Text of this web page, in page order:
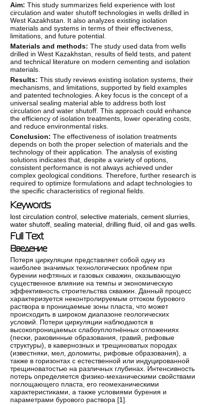
Aim:This study summarizes field experience with lost
circulation and water shutoff technologies in wells drilled in
West Kazakhstan. It also analyzes existing isolation
materials and systems in terms of their effectiveness,
limitations, and future potential.
Materials and methods:The study used data from wells
drilled in West Kazakhstan, results of field tests, and patent
and technical literature on modern cementing and isolation
materials.
Results:This study reviews existing isolation systems, their
mechanisms, and limitations, supported by field examples
and patented technologies. A key focus is the concept of a
universal sealing material able to address both lost
circulation and water shutoff. This approach could enhance
the efficiency of isolation treatments, lower operating costs,
and reduce environmental risks.
Conclusion:The effectiveness of isolation treatments
depends on both the proper selection of materials and the
technology of their application. The analysis of existing
solutions indicates that, despite a variety of options,
consistent performance is not always achieved under
complex geological conditions. Therefore, further research is
required to optimize formulations and adapt technologies to
the specific characteristics of regional fields.
Keywords
lost circulation control ,selective materials ,cement slurries
water shutoff ,sealing material ,drilling fluid ,oil and gas wells.
Full Text
Введение
Потеря циркуляции представляет собой одну из
наиболее значимых технологических проблем при
бурении нефтяных и газовых скважин, оказывающую
существенное влияние на темпы и экономическую
эффективность строительства скважин. Данный процесс
характеризуется неконтролируемым оттоком бурового
раствора в проницаемые зоны пласта, что может
происходить в широком диапазоне геологических
условий. Потери циркуляции наблюдаются в
высокопроницаемых слабоуплотнённых отложениях
(пески, раковинные образования, гравий, рифовые
структуры), в кавернозных и трещиноватых породах
(известняки, мел, доломиты, рифовые образования), а
также в горизонтах с естественной или индуцированной
трещиноватостью на различных глубинах. Интенсивность
потерь определяется физико-механическими свойствами
поглощающего пласта, его геомеханическими
характеристиками, а также условиями бурения и
параметрами бурового раствора [1].